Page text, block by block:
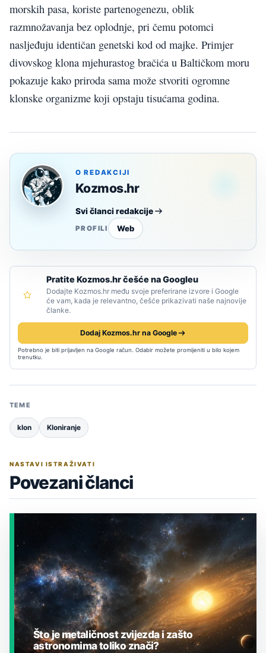
morskih pasa, koriste partenogenezu, oblik
razmnožavanja bez oplodnje, pri čemu potomci
nasljeđuju identičan genetski kod od majke. Primjer
divovskog klona mjehurastog bračića u Baltičkom moru
pokazuje kako priroda sama može stvoriti ogromne
klonske organizme koji opstaju tisućama godina.
O REDAKCIJI
Kozmos.hr
Svi članci redakcije
PROFILI Web
Pratite Kozmos.hr češće na Googleu
Dodajte Kozmos.hr među svoje preferirane izvore i Google
će vam, kada je relevantno, češće prikazivati naše najnovije
članke.
Dodaj Kozmos.hr na Google
Potrebno je biti prijavljen na Google račun. Odabir možete promijeniti u bilo kojem
trenutku.
TEME
klon Kloniranje
NASTAVI ISTRAŽIVATI
Povezani članci
Što je metaličnost zvijezda i zašto
astronomima toliko znači?